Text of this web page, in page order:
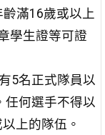
滿16歲或以上
學生證等可證
5名正式隊員以
任何選手不得以
上的隊伍。